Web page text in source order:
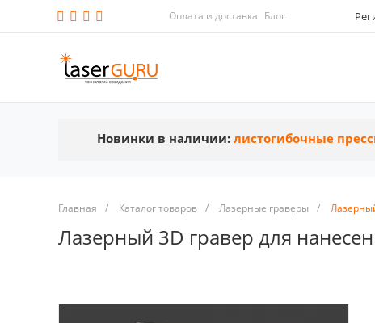
Оплата и доставка Блог
Новинки в наличии: листогибочные
Главная / Каталог товаров / Лазерные граверы /
Лазерный 3D гравер для